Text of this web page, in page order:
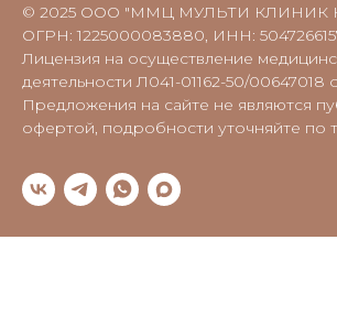
© 2025 ООО "ММЦ МУЛЬТИ КЛИНИК
ОГРН: 1225000083880, ИНН:
Лицензия на осуществление
деятельности Л041-01162-50/00647018
Предложения на сайте не являются
офертой, подробности уточняйте по